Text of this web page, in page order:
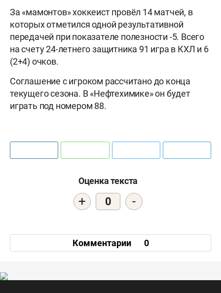
За «мамонтов» хоккеист провёл 14 матчей, в
которых отметился одной результативной
передачей при показателе полезности -5. Всего
на счету 24-летнего защитника 91 игра в КХЛ и 6
(2+4) очков.
Соглашение с игроком рассчитано до конца
текущего сезона. В «Нефтехимике» он будет
играть под номером 88.
Оценка текста
+ 0 -
Комментарии 0